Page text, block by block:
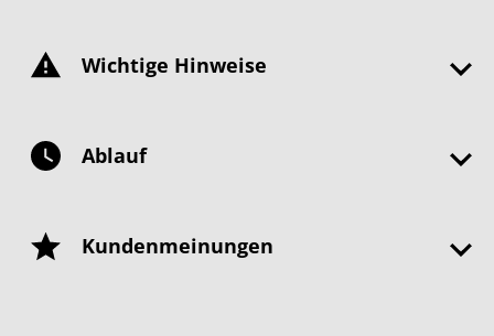
Wichtige Hinweise
Ablauf
Kundenmeinungen